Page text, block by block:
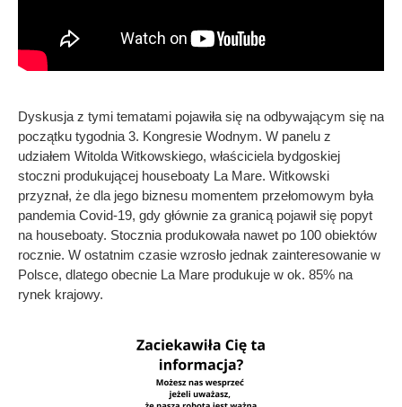
Dyskusja z tymi tematami pojawiła się na odbywającym się na
początku tygodnia 3. Kongresie Wodnym. W panelu z
udziałem Witolda Witkowskiego, właściciela bydgoskiej
stoczni produkującej houseboaty La Mare. Witkowski
przyznał, że dla jego biznesu momentem przełomowym była
pandemia Covid-19, gdy głównie za granicą pojawił się popyt
na houseboaty. Stocznia produkowała nawet po 100 obiektów
rocznie. W ostatnim czasie wzrosło jednak zainteresowanie w
Polsce, dlatego obecnie La Mare produkuje w ok. 85% na
rynek krajowy.